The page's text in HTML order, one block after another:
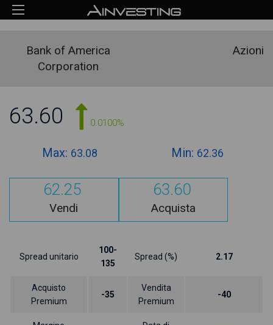
Bank of America
Corporation
Azioni
63.60 0.0100%
Max: 63.08 Min: 62.36
62.25
Vendi
63.60
Acquista
Spread unitario
100-
135
Spread (%) 2.17
Acquisto
Premium
-35
Vendita
Premium
-40